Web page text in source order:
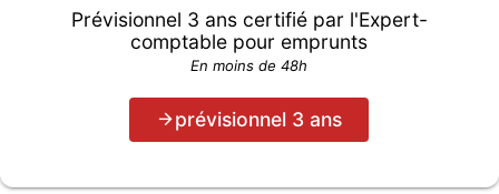
Prévisionnel 3 ans certifié par l'Expert-
comptable pour emprunts
En moins de 48h
prévisionnel 3 ans